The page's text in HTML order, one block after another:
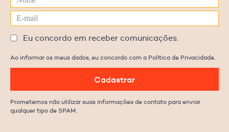
Eu concordo em receber comunicações.
Ao informar os meus dados, eu concordo com a Política de Privacidade.
Cadastrar
Prometemos não utilizar suas informações de contato para enviar
qualquer tipo de SPAM.